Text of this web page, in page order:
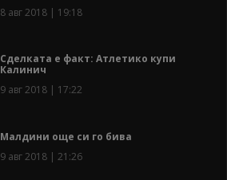
8 авг 2018 | 19:18
Сделката е факт: Атлетико купи
Калинич
9 авг 2018 | 17:22
Малдини още си го бива
9 авг 2018 | 21:26